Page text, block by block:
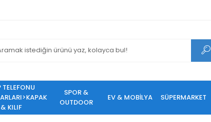
TELEFONU
& KILIF
SPOR &
OUTDOOR
EV & MOBİLYA SÜPERMARKET